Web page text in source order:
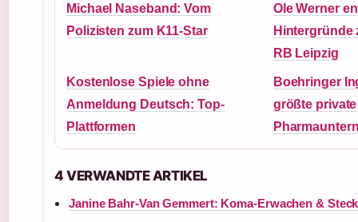
Michael Naseband: Vom
Polizisten zum K11-Star
Ole Werner
Hintergründe
RB Leipzig
Kostenlose Spiele ohne
Anmeldung Deutsch: Top-
Plattformen
Boehringer
größte private
4 VERWANDTE ARTIKEL
Janine Bahr-Van Gemmert: Koma-Erwachen &